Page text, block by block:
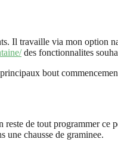
Il travaille via mon option
des fonctionnalites
bout
de tout programmer ce
une chausse de graminee.